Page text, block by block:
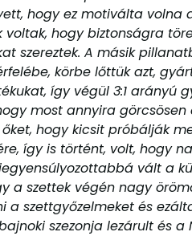
hogy ez motiválta volna
hogy biztonságra
szereztek. A másik
körbe lőttük azt,
így végül 3:1
most annyira
hogy kicsit próbálják
így is történt, volt,
vált a
a szettek végén nagy
a szettgyőzelmeket és
szezonja lezárult és a